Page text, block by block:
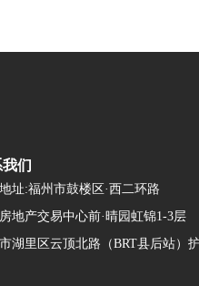
们
址:福州市鼓楼区·西二环路
地产交易中心前·晴园虹锦1-3层
湖里区云顶北路（BRT县后站）